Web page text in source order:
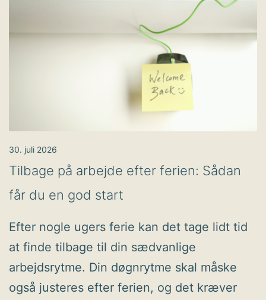
Tilbage på arbejde efter ferien: Sådan
får du en god start
30. juli 2026
Efter nogle ugers ferie kan det tage lidt tid
at finde tilbage til din sædvanlige
arbejdsrytme. Din døgnrytme skal måske
også justeres efter ferien, og det kræver